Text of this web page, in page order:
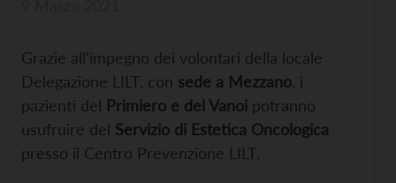
Grazie all’impegno dei volontari della locale
Delegazione LILT, con sede a Mezzano , i
pazienti del Primiero e del Vanoi potranno
usufruire del Servizio di Estetica Oncologica
presso il Centro Prevenzione LILT.